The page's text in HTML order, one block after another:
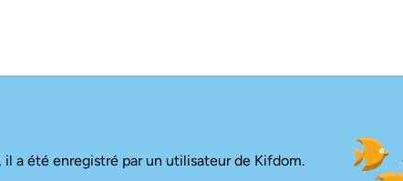
il a été enregistré par un utilisateur de Kifdom.